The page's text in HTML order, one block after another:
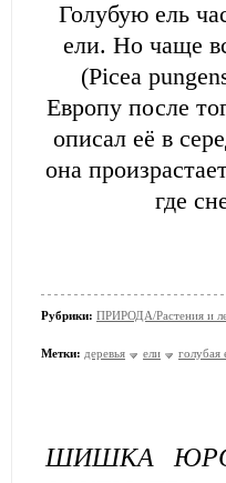
Голубую ель
ели. Но чаще
(Picea
Европу после
описал её в
она
где
Рубрики: ПРИРОДА/Растения и
Метки: деревья ели голубая
ШИШКА